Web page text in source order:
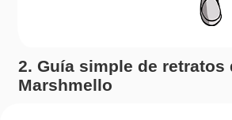
2. Guía simple de retratos
Marshmello